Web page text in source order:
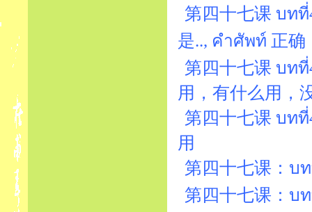
第四十七课 บท
是.., คำศัพท์ 正确
第四十七课 บท
用，有什么用，
第四十七课 บท
用
第四十七课：บ
第四十七课：บ